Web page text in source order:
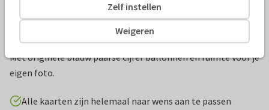
Productinformatie
Verjaardag uitnodiging van een 60-jarig verjaardagsfeest.
Met originele blauw paarse cijfer ballonnen en ruimte voor je
eigen foto.
Alle kaarten zijn helemaal naar wens aan te passen
Weigeren
Zelf instellen